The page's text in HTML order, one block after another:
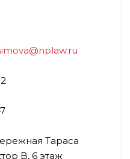
Тараса
B, 6 этаж